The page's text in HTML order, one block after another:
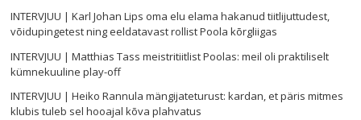
INTERVJUU | Karl Johan Lips oma elu elama hakanud tiitlijuttudest,
võidupingetest ning eeldatavast rollist Poola kõrgliigas
INTERVJUU | Matthias Tass meistritiitlist Poolas: meil oli praktiliselt
kümnekuuline play-off
INTERVJUU | Heiko Rannula mängijateturust: kardan, et päris mitmes
klubis tuleb sel hooajal kõva plahvatus